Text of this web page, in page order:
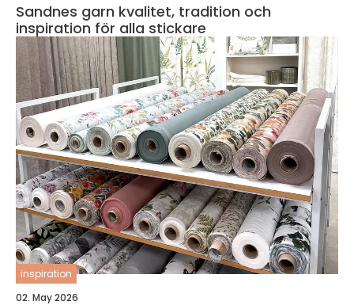
Sandnes garn kvalitet, tradition och
inspiration för alla stickare
inspiration
02. May 2026